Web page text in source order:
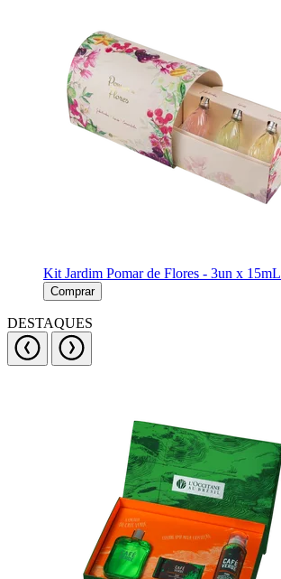
Kit Jardim Pomar de Flores - 3un x 15mL
Comprar
DESTAQUES